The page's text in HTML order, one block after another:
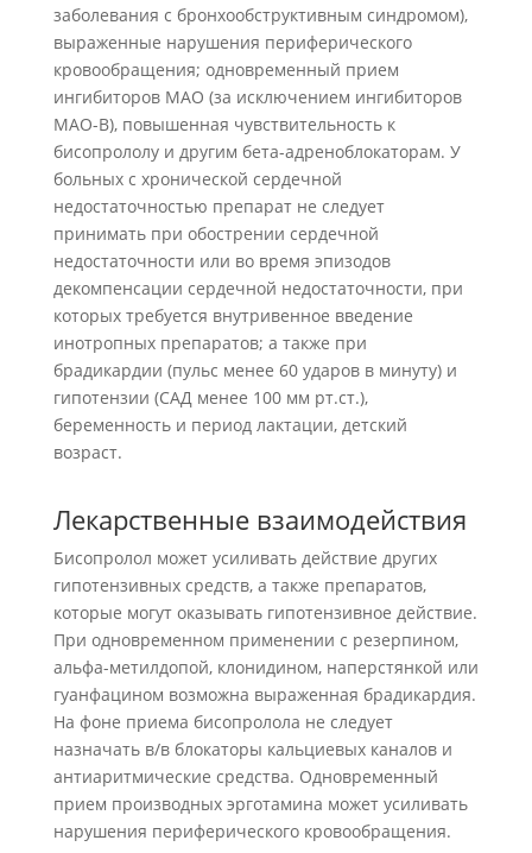
заболевания с бронхообструктивным синдромом),
выраженные нарушения периферического
кровообращения; одновременный прием
ингибиторов МАО (за исключением ингибиторов
МАО-В), повышенная чувствительность к
бисопрололу и другим бета-адреноблокаторам. У
больных с хронической сердечной
недостаточностью препарат не следует
принимать при обострении сердечной
недостаточности или во время эпизодов
декомпенсации сердечной недостаточности, при
которых требуется внутривенное введение
инотропных препаратов; а также при
брадикардии (пульс менее 60 ударов в минуту) и
гипотензии (САД менее 100 мм рт.ст.),
беременность и период лактации, детский
возраст.
Лекарственные взаимодействия
Бисопролол может усиливать действие других
гипотензивных средств, а также препаратов,
которые могут оказывать гипотензивное действие.
При одновременном применении с резерпином,
альфа-метилдопой, клонидином, наперстянкой или
гуанфацином возможна выраженная брадикардия.
На фоне приема бисопролола не следует
назначать в/в блокаторы кальциевых каналов и
антиаритмические средства. Одновременный
прием производных эрготамина может усиливать
нарушения периферического кровообращения.